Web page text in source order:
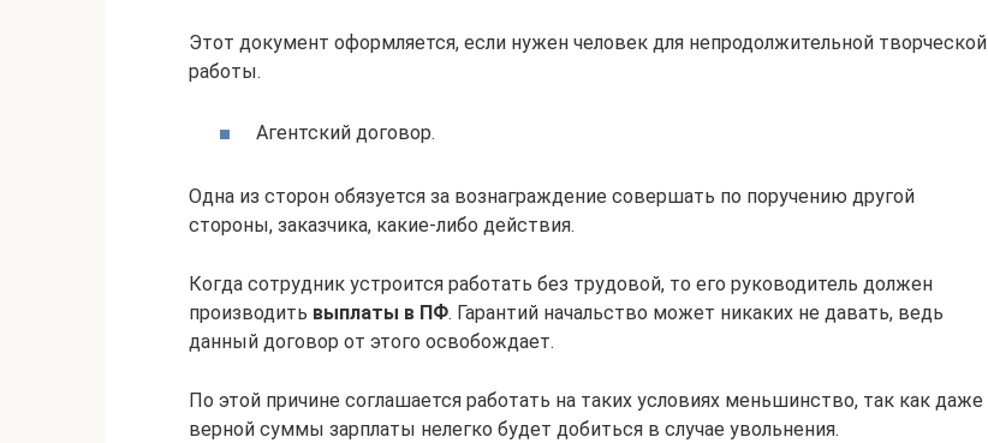
Этот документ оформляется, если нужен человек для непродолжительной творческой
работы.
Агентский договор.
Одна из сторон обязуется за вознаграждение совершать по поручению другой
стороны, заказчика, какие-либо действия.
Когда сотрудник устроится работать без трудовой, то его руководитель должен
производить выплаты в ПФ. Гарантий начальство может никаких не давать, ведь
данный договор от этого освобождает.
По этой причине соглашается работать на таких условиях меньшинство, так как даже
верной суммы зарплаты нелегко будет добиться в случае увольнения.